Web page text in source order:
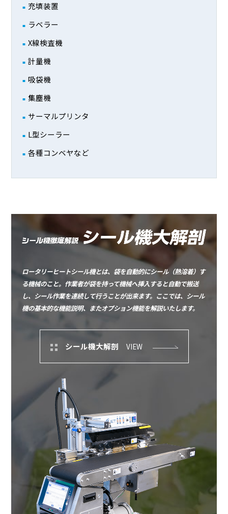
充填装置
ラベラー
X線検査機
計量機
吸袋機
集塵機
サーマルプリンタ
L型シーラー
各種コンベヤなど
ロータリーヒートシール機とは、袋を自動的にシール（熱溶着）す
る機械のこと。作業者が袋を持って機械へ挿入すると自動で搬送
し、シール作業を連続して行うことが出来ます。ここでは、シール
機の基本的な機能説明、またオプション機能を解説いたします。
シール機大解剖 VIEW